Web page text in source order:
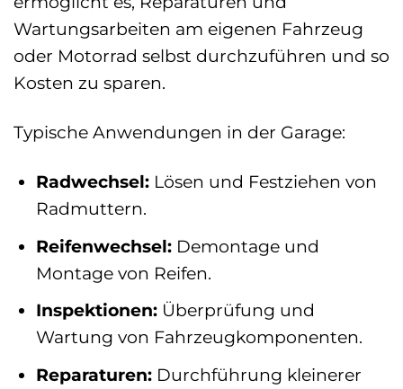
Wartungsarbeiten am eigenen Fahrzeug
oder Motorrad selbst durchzuführen und so
Kosten zu sparen.
Typische Anwendungen in der Garage:
Radwechsel:Lösen und Festziehen von
Radmuttern.
Reifenwechsel:Demontage und
Montage von Reifen.
Inspektionen:Überprüfung und
Wartung von Fahrzeugkomponenten.
Reparaturen:Durchführung kleinerer